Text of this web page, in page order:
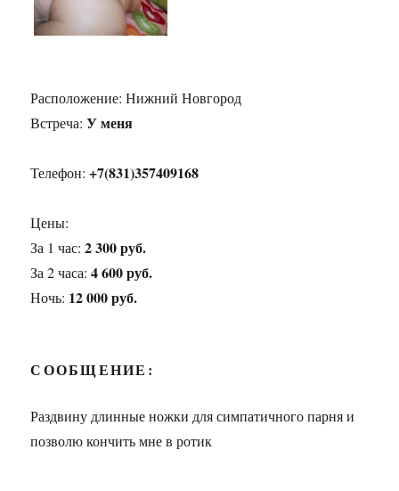
Расположение:Нижний Новгород
Встреча:У меня
Телефон:+7(831)357409168
Цены:
За 1 час:2 300 руб.
За 2 часа:4 600 руб.
Ночь: 12 000 руб.
СООБЩЕНИЕ:
Раздвину длинные ножки для симпатичного парня и
позволю кончить мне в ротик